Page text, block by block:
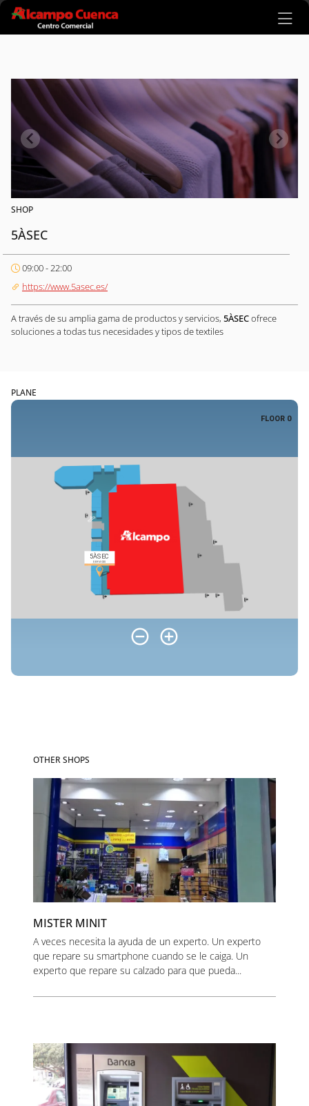
Ir al contenido principal
SHOP
5ÀSEC
09:00 - 22:00
https://www.5asec.es/
A través de su amplia gama de productos y servicios, 5ÀSECofrece
soluciones a todas tus necesidades y tipos de textiles
PLANE
OTHER SHOPS
MISTER MINIT
A veces necesita la ayuda de un experto. Un experto
que repare su smartphone cuando se le caiga. Un
experto que repare su calzado para que pueda...